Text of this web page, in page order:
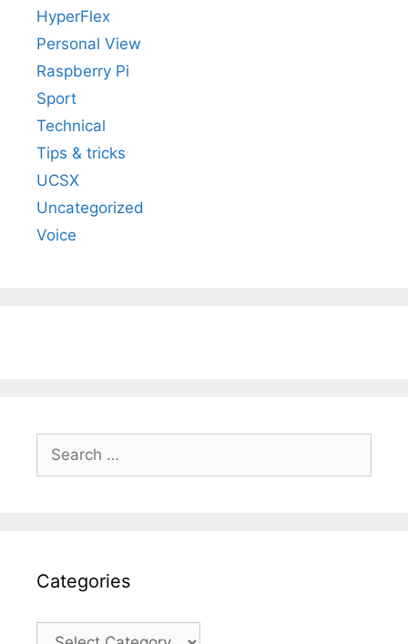
HyperFlex
Personal View
Raspberry Pi
Sport
Technical
Tips & tricks
UCSX
Uncategorized
Voice
Search
for:
Categories
Categories